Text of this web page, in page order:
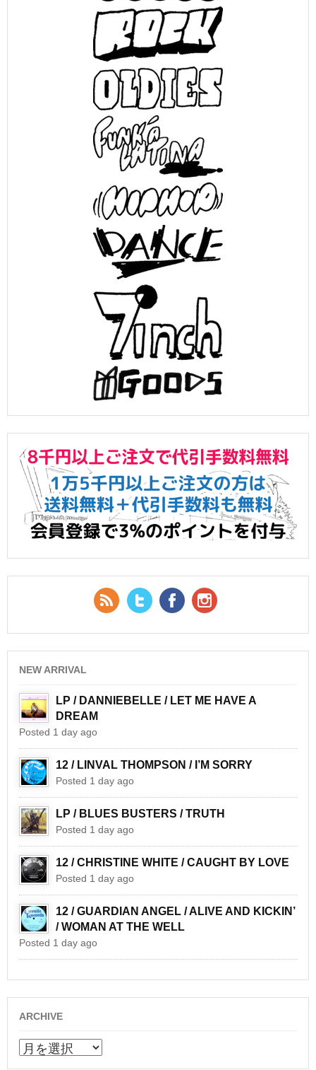
RSS Feed
Twitter Facebook
NEW ARRIVAL
LP / DANNIEBELLE / LET ME HAVE A
DREAM
Posted 1 day ago
12 / LINVAL THOMPSON / I’M SORRY
Posted 1 day ago
LP / BLUES BUSTERS / TRUTH
Posted 1 day ago
12 / CHRISTINE WHITE / CAUGHT BY LOVE
Posted 1 day ago
12 / GUARDIAN ANGEL / ALIVE AND KICKIN’
/ WOMAN AT THE WELL
Posted 1 day ago
ARCHIVE
ARCHIVE